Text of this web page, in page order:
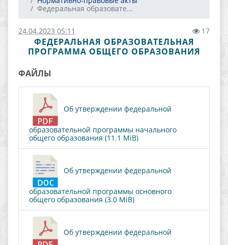
Федеральная образовате...
24.04.2023 05:11 17
ФЕДЕРАЛЬНАЯ ОБРАЗОВАТЕЛЬНАЯ
ПРОГРАММА ОБЩЕГО ОБРАЗОВАНИЯ
ФАЙЛЫ
Об утверждении федеральной
образовательной программы начального
общего образования (11.1 MiB)
Об утверждении федеральной
образовательной программы основного
общего образования (3.0 MiB)
Об утверждении федеральной